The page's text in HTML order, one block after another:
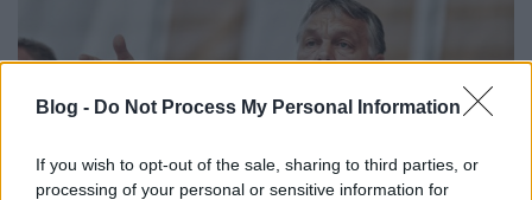
Blog - Do Not Process My Personal Information
If you wish to opt-out of the sale, sharing to third parties, or
processing of your personal or sensitive information for